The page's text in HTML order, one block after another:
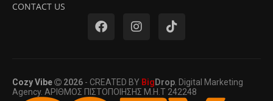
CONTACT US
Cozy Vibe 2026 - CREATED BY Big Drop. Digital Marketing
Agency. ΑΡΙΘΜΟΣ ΠΙΣΤΟΠΟΙΗΣΗΣ Μ.Η.Τ 242248